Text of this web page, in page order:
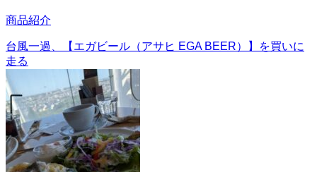
商品紹介
台風一過、【エガビール（アサヒ EGA BEER）】を買いに
走る